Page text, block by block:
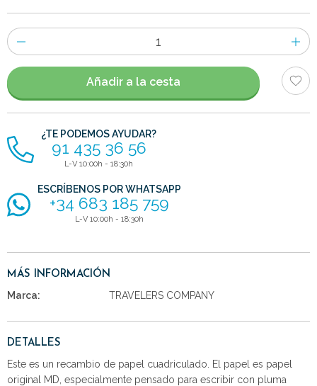
Número
de
artículos
Añadir a la cesta
¿TE PODEMOS AYUDAR?
91 435 36 56
L-V 10:00h - 18:30h
ESCRÍBENOS POR WHATSAPP
+34 683 185 759
L-V 10:00h - 18:30h
MÁS INFORMACIÓN
Marca: TRAVELERS COMPANY
DETALLES
Este es un recambio de papel cuadriculado. El papel es papel
original MD, especialmente pensado para escribir con pluma